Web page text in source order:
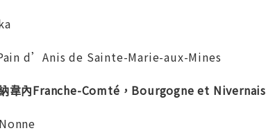
d’Anis de Sainte-Marie-aux-Mines
韋內Franche-Comté，Bourgogne et Nivernais